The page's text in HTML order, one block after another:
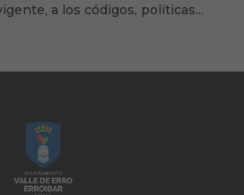
a los códigos, políticas...